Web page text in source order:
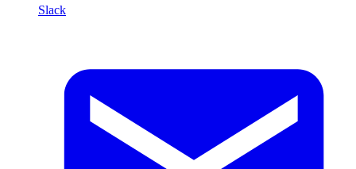
Slack